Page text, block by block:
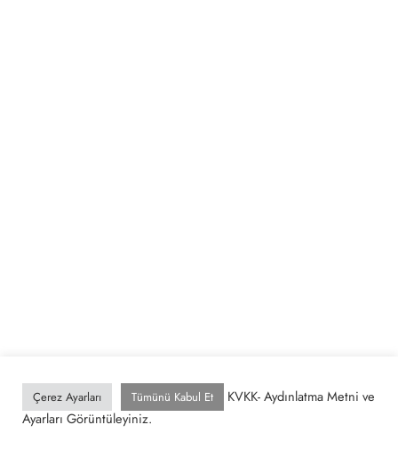
Çerez Ayarları Tümünü Kabul Et
KVKK- Aydınlatma Metni ve
Ayarları Görüntüleyiniz.